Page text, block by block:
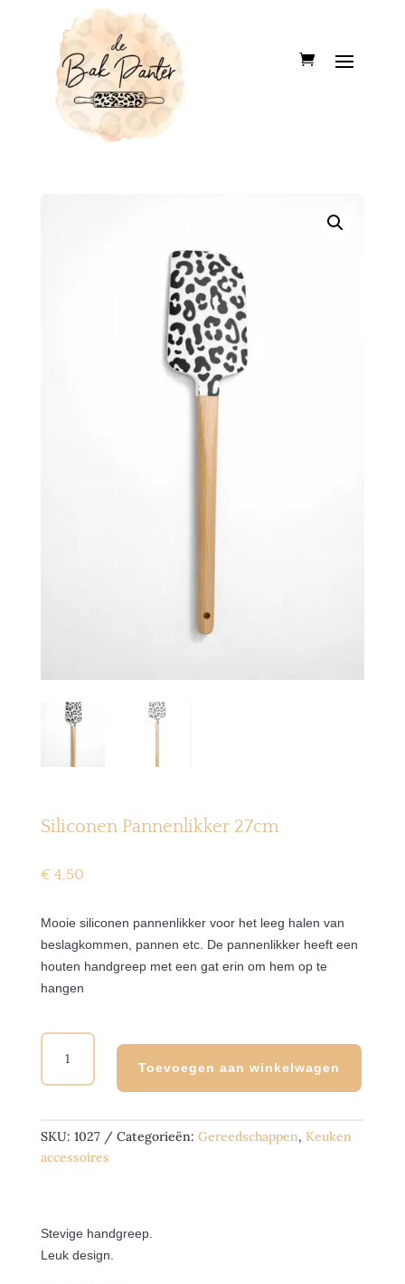
Siliconen Pannenlikker 27cm
€ 4,50
Mooie siliconen pannenlikker voor het leeg halen van
beslagkommen, pannen etc. De pannenlikker heeft een
houten handgreep met een gat erin om hem op te
hangen
SILICONEN
PANNENLIKKER
27CM
Toevoegen aan winkelwagen
SKU: 1027 Categorieën: Gereedschappen, Keuken
accessoires
Stevige handgreep.
Leuk design.